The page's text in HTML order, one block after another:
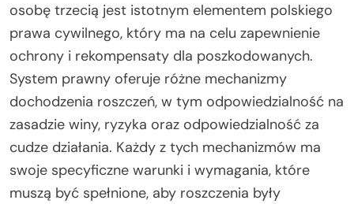
osobę trzecią jest istotnym elementem polskiego
prawa cywilnego, który ma na celu zapewnienie
ochrony i rekompensaty dla poszkodowanych.
System prawny oferuje różne mechanizmy
dochodzenia roszczeń, w tym odpowiedzialność na
zasadzie winy, ryzyka oraz odpowiedzialność za
cudze działania. Każdy z tych mechanizmów ma
swoje specyficzne warunki i wymagania, które
muszą być spełnione, aby roszczenia były